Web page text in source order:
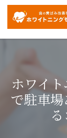
ホワイ
で駐車